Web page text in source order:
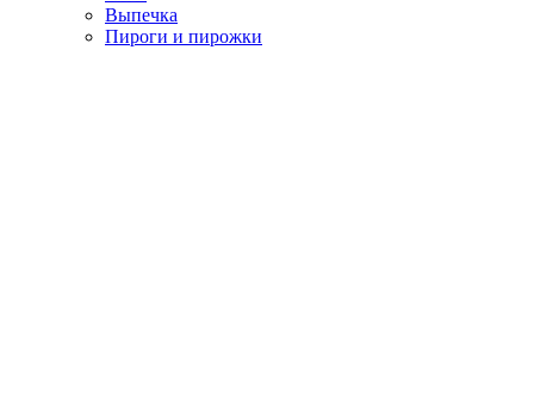
Выпечка
Пироги и пирожки